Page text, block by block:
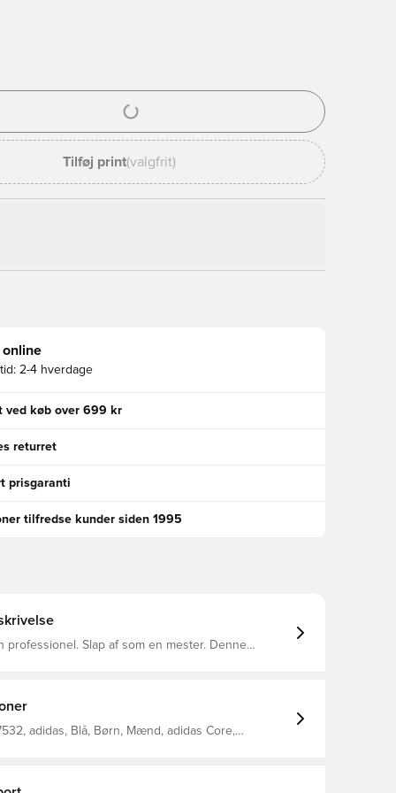
til at logge ind eller tilmelde dig som medlem
Tilføj print(valgfrit)
online
2-4 hverdage
ved køb over 699 kr
returret
prisgaranti
tilfredse kunder siden 1995
professionel. Slap af som en mester. Denne
% genbrugsmaterialer
dette produkt blot en af vores løsninger til at
Denne del kommer med
adidas, Blå, Børn, Mænd, adidas Core,